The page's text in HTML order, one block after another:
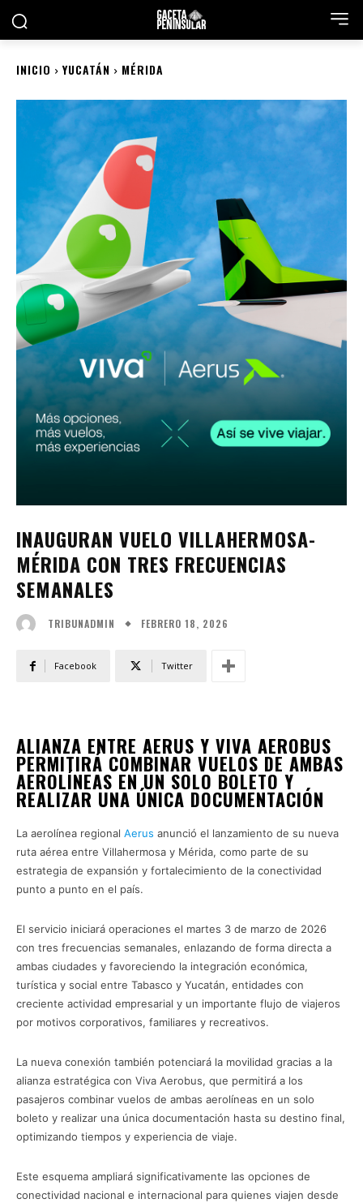
INICIO YUCATÁN MÉRIDA
INAUGURAN VUELO VILLAHERMOSA-
MÉRIDA CON TRES FRECUENCIAS
SEMANALES
TRIBUNADMIN FEBRERO 18, 2026
Facebook Twitter
ALIANZA ENTRE AERUS Y VIVA AEROBUS
PERMITIRÁ COMBINAR VUELOS DE AMBAS
AEROLÍNEAS EN UN SOLO BOLETO Y
REALIZAR UNA ÚNICA DOCUMENTACIÓN
La aerolínea regional Aerus anunció el lanzamiento de su nueva
ruta aérea entre Villahermosa y Mérida, como parte de su
estrategia de expansión y fortalecimiento de la conectividad
punto a punto en el país.
El servicio iniciará operaciones el martes 3 de marzo de 2026
con tres frecuencias semanales, enlazando de forma directa a
ambas ciudades y favoreciendo la integración económica,
turística y social entre Tabasco y Yucatán, entidades con
creciente actividad empresarial y un importante flujo de viajeros
por motivos corporativos, familiares y recreativos.
La nueva conexión también potenciará la movilidad gracias a la
alianza estratégica con Viva Aerobus, que permitirá a los
pasajeros combinar vuelos de ambas aerolíneas en un solo
boleto y realizar una única documentación hasta su destino final,
optimizando tiempos y experiencia de viaje.
Este esquema ampliará significativamente las opciones de
conectividad nacional e internacional para quienes viajen desde